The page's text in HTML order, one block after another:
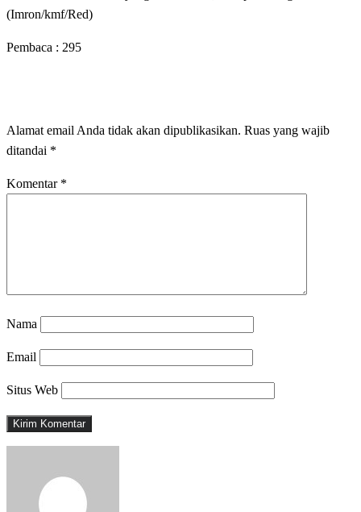
(Imron/kmf/Red)
Pembaca : 295
Alamat email Anda tidak akan dipublikasikan. Ruas yang wajib
ditandai *
Komentar *
Nama
Email
Situs Web